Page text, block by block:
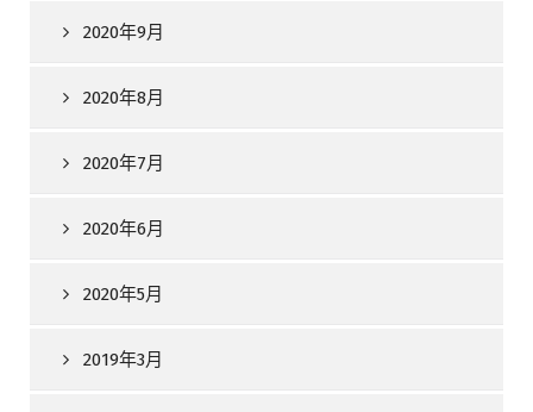
2020年9月
2020年8月
2020年7月
2020年6月
2020年5月
2019年3月